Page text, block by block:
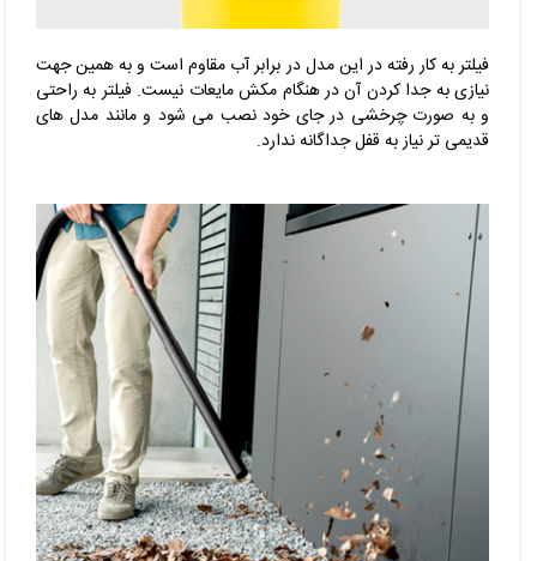
فیلتر به کار رفته در این مدل در برابر آب مقاوم است و به همین جهت
نیازی به جدا کردن آن در هنگام مکش مایعات نیست. فیلتر به راحتی
و به صورت چرخشی در جای خود نصب می شود و مانند مدل های
قدیمی تر نیاز به قفل جداگانه ندارد.